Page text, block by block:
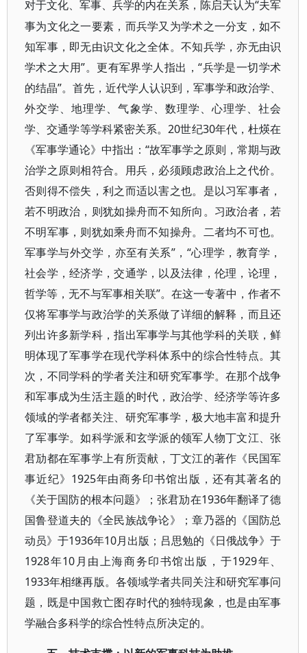
对于文化、军事、兵学的内在关系，陈启天认为“夫军
事为文化之一要素，而兵学又为学术之一分支，如不
知军事，即无由识文化之全体。不知兵学，亦无由识
学术之大用”。更有军界学人指出，“兵学是一切学术
的结晶”。首先，近代学人认识到，军事学和政治学、
外交学、地理学、气象学、数理学、心理学、社会
学、交通学等学科紧密关系。20世纪30年代，杜煐在
《军事学通论》中指出：“故军事学之原则，常期与政
治学之原则相符合。用兵，必须顾虑政治上之代价。
否则得不偿失，利之而适以害之也。是以习军事者，
若不明政治，则犹如操舟而不知所向。习政治者，若
不明军事，则犹如乘舟而不知操舟。二者均不可也。
军事学与外交学，亦至有关系”，“心理学，教育学，
社会学，经济学，交通学，以及法律，伦理，论理，
哲学等，无不与军事相关联”。在这一专著中，作者不
仅将军事学与政治学的关系做了详细的解释，而且还
列出许多新学科，指出军事学与其他学科的关联，鲜
明体现了军事学在现代学科体系中的综合性特点。其
次，不同学科的学者关注和研究军事学。在那个战争
和军事成为生活主题的时代，政治学、经济学等许多
领域的学者都关注、研究军事学，极大地丰富和提升
了军事学。如科学派和玄学派的领军人物丁文江、张
君劢都在军事学上有所贡献，丁文江的著作《民国军
事近纪》1925年由商务印书馆出版，还有其著名的
《关于国防的根本问题》；张君劢在1936年翻译了德
国鲁登道夫的《全民族战争论》；章乃器的《国防总
动员》于1936年10月出版；吕思勉的《日俄战争》于
1928年10月由上海商务印书馆出版，于1929年、
1933年相继再版。各领域学者共同关注和研究军事问
题，既是中国救亡图存时代的独特现象，也是由军事
学融合多科学的综合性特点所决定的。